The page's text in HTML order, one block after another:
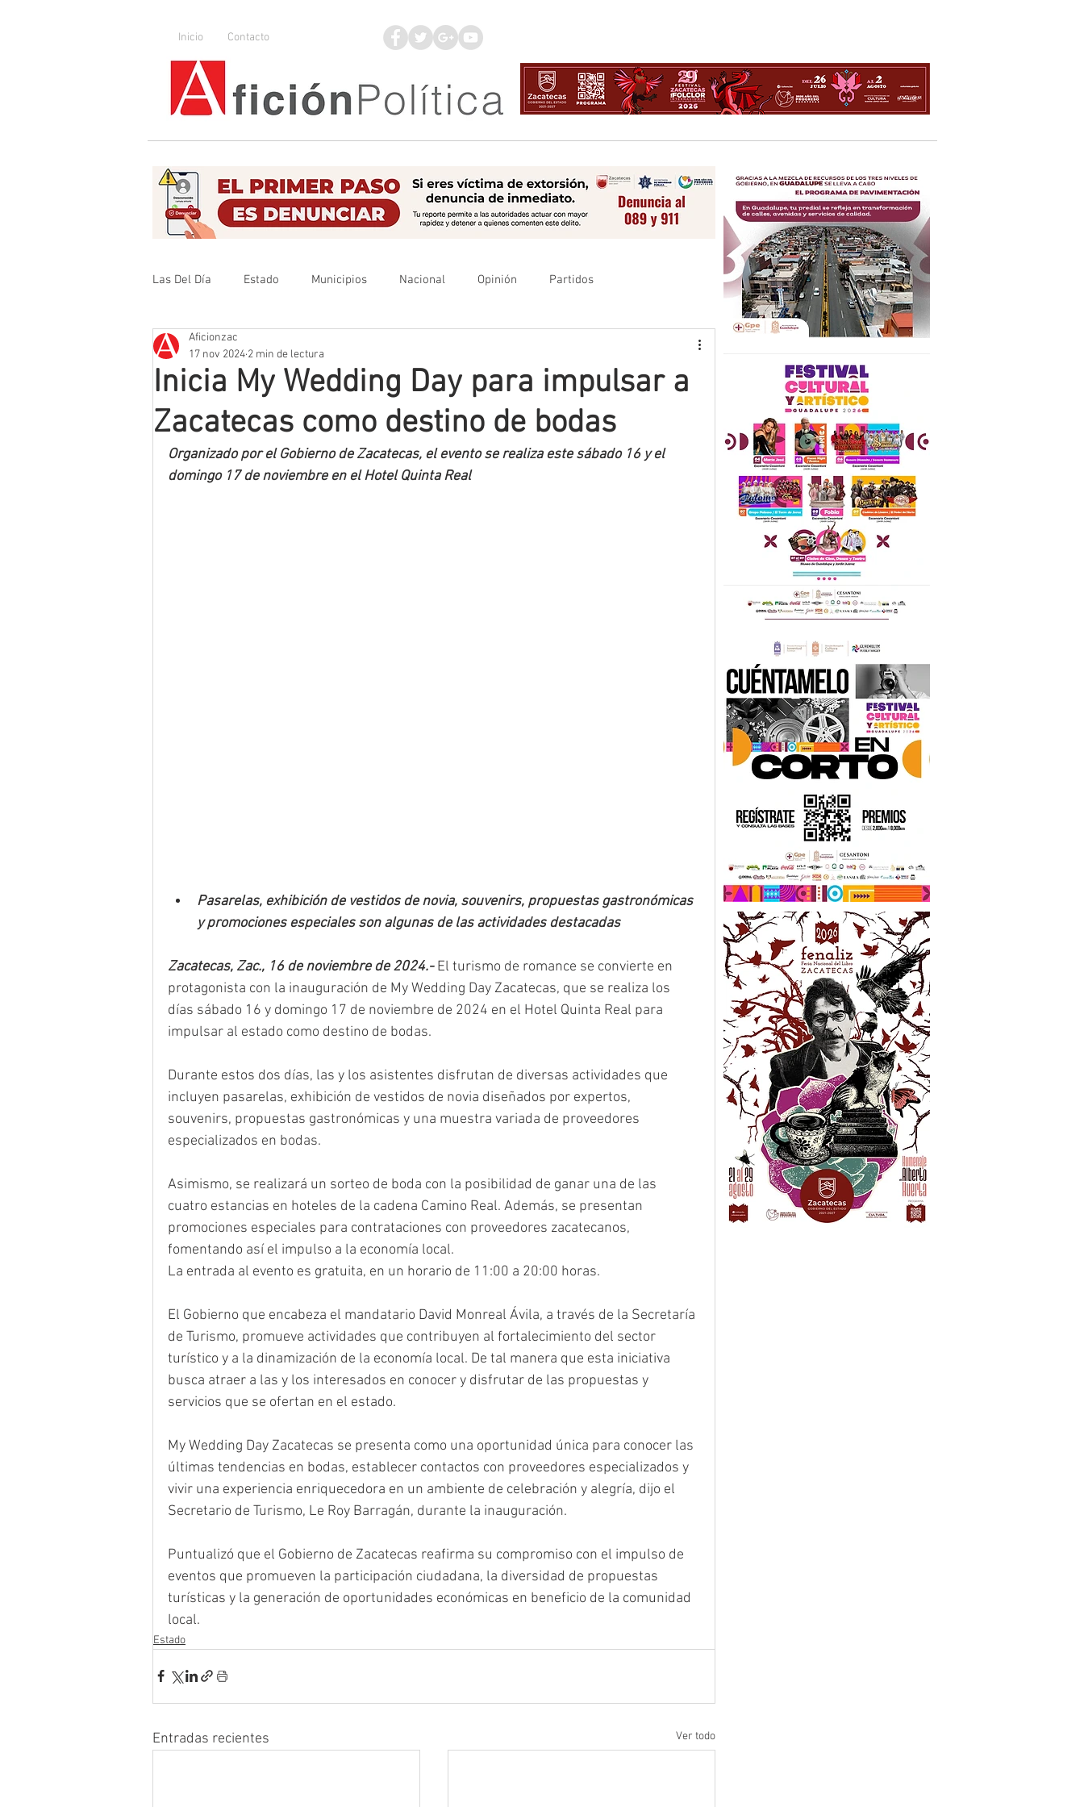
Inicio Contacto
Las Del Día Estado Municipios Nacional Opinión Partidos
Que no se olvide
Mineros LNBP
Inicia My Wedding Day para impulsar a
Zacatecas como destino de bodas
Aficionzac
17 nov 2024 2 min de lectura
Organizado por el Gobierno de Zacatecas, el evento se realiza este sábado 16 y el
domingo 17 de noviembre en el Hotel Quinta Real
Pasarelas, exhibición de vestidos de novia, souvenirs, propuestas gastronómicas
y promociones especiales son algunas de las actividades destacadas
Zacatecas, Zac., 16 de noviembre de 2024.- El turismo de romance se convierte en
protagonista con la inauguración de My Wedding Day Zacatecas, que se realiza los
días sábado 16 y domingo 17 de noviembre de 2024 en el Hotel Quinta Real para
impulsar al estado como destino de bodas.
Durante estos dos días, las y los asistentes disfrutan de diversas actividades que
incluyen pasarelas, exhibición de vestidos de novia diseñados por expertos,
souvenirs, propuestas gastronómicas y una muestra variada de proveedores
especializados en bodas.
Asimismo, se realizará un sorteo de boda con la posibilidad de ganar una de las
cuatro estancias en hoteles de la cadena Camino Real. Además, se presentan
promociones especiales para contrataciones con proveedores zacatecanos,
fomentando así el impulso a la economía local.
La entrada al evento es gratuita, en un horario de 11:00 a 20:00 horas.
El Gobierno que encabeza el mandatario David Monreal Ávila, a través de la Secretaría
de Turismo, promueve actividades que contribuyen al fortalecimiento del sector
turístico y a la dinamización de la economía local. De tal manera que esta iniciativa
busca atraer a las y los interesados en conocer y disfrutar de las propuestas y
servicios que se ofertan en el estado.
My Wedding Day Zacatecas se presenta como una oportunidad única para conocer las
últimas tendencias en bodas, establecer contactos con proveedores especializados y
vivir una experiencia enriquecedora en un ambiente de celebración y alegría, dijo el
Secretario de Turismo, Le Roy Barragán, durante la inauguración.
Puntualizó que el Gobierno de Zacatecas reafirma su compromiso con el impulso de
eventos que promueven la participación ciudadana, la diversidad de propuestas
turísticas y la generación de oportunidades económicas en beneficio de la comunidad
local.
Estado
Entradas recientes Ver todo